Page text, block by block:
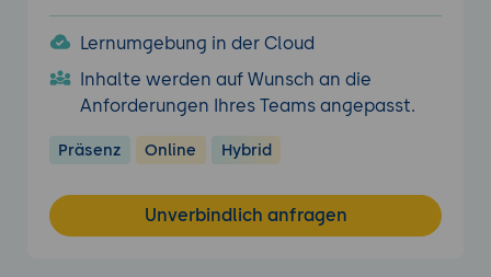
Lernumgebung in der Cloud
Inhalte werden auf Wunsch an die
Anforderungen Ihres Teams angepasst.
Präsenz Online Hybrid
Unverbindlich anfragen